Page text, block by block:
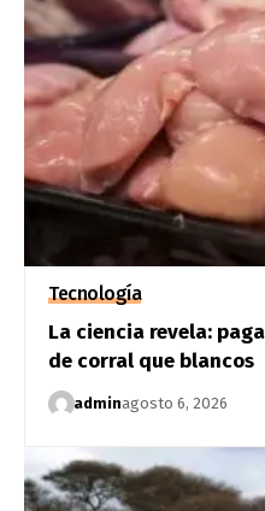
Tecnología
La ciencia revela:
de corral que blancos
adminagosto 6, 2026